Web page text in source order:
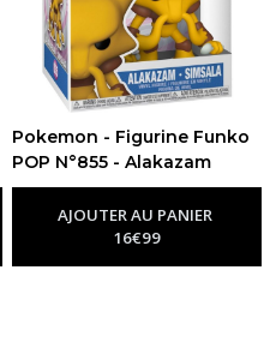
Pokemon - Figurine Funko
POP N°855 - Alakazam
-Figurine Funko Pop Pokemon
AJOUTER AU PANIER
16€99